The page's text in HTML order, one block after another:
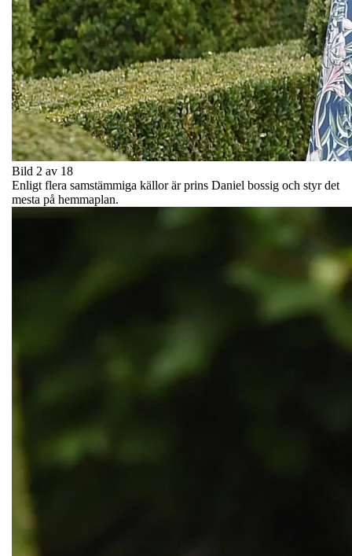
Bild 2 av 18
Enligt flera samstämmiga källor är prins Daniel bossig och styr det
mesta på hemmaplan.